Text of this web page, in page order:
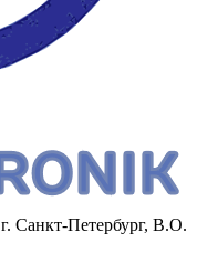
г. Санкт-Петербург, В.О.